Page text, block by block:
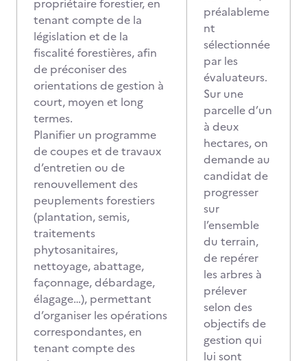
propriétaire forestier, en
tenant compte de la
législation et de la
fiscalité forestières, afin
de préconiser des
orientations de gestion à
court, moyen et long
termes.
Planifier un programme
de coupes et de travaux
d’entretien ou de
renouvellement des
peuplements forestiers
(plantation, semis,
traitements
phytosanitaires,
nettoyage, abattage,
façonnage, débardage,
élagage…), permettant
d’organiser les opérations
correspondantes, en
tenant compte des
préalableme
nt
sélectionnée
par les
évaluateurs.
Sur une
parcelle d’un
à deux
hectares, on
demande au
candidat de
progresser
sur
l’ensemble
du terrain,
de repérer
les arbres à
prélever
selon des
objectifs de
gestion qui
lui sont